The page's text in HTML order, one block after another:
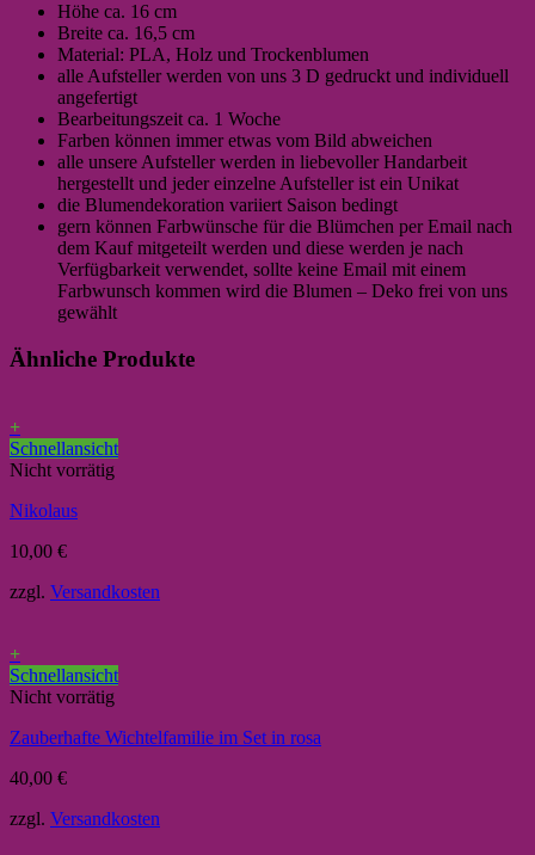
Höhe ca. 16 cm
Breite ca. 16,5 cm
Material: PLA, Holz und Trockenblumen
alle Aufsteller werden von uns 3 D gedruckt und individuell
angefertigt
Bearbeitungszeit ca. 1 Woche
Farben können immer etwas vom Bild abweichen
alle unsere Aufsteller werden in liebevoller Handarbeit
hergestellt und jeder einzelne Aufsteller ist ein Unikat
die Blumendekoration variiert Saison bedingt
gern können Farbwünsche für die Blümchen per Email nach
dem Kauf mitgeteilt werden und diese werden je nach
Verfügbarkeit verwendet, sollte keine Email mit einem
Farbwunsch kommen wird die Blumen – Deko frei von uns
gewählt
Ähnliche Produkte
+
Schnellansicht
Nicht vorrätig
Nikolaus
10,00 €
zzgl. Versandkosten
+
Schnellansicht
Nicht vorrätig
Zauberhafte Wichtelfamilie im Set in rosa
40,00 €
zzgl. Versandkosten